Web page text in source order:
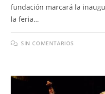
fundación marcará la
la feria…
SIN COMENTARIOS